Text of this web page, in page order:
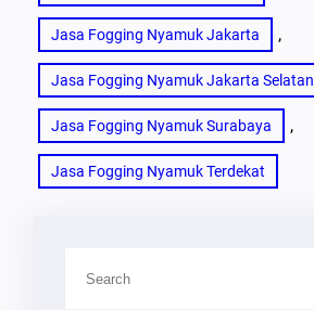
Jasa Fogging Nyamuk Jakarta ,
Jasa Fogging Nyamuk Jakarta Selatan
Jasa Fogging Nyamuk Surabaya ,
Jasa Fogging Nyamuk Terdekat